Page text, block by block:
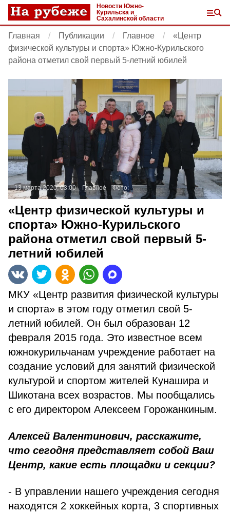
Новости Южно-
Курильска и
Сахалинской области
Главная Публикации Главное
«Центр
физической культуры и спорта» Южно-Курильского
района отметил свой первый 5-летний юбилей
13 марта 2020, 03:00 Главное Фото:
«Центр физической культуры и
спорта» Южно-Курильского
района отметил свой первый 5-
летний юбилей
МКУ «Центр развития физической культуры
и спорта» в этом году отметил свой 5-
летний юбилей. Он был образован 12
февраля 2015 года. Это известное всем
южнокурильчанам учреждение работает на
создание условий для занятий физической
культурой и спортом жителей Кунашира и
Шикотана всех возрастов. Мы пообщались
с его директором Алексеем Горожанкиным.
Алексей Валентинович, расскажите,
что сегодня представляет собой Ваш
Центр, какие есть площадки и секции?
- В управлении нашего учреждения сегодня
находятся 2 хоккейных корта, 3 спортивных